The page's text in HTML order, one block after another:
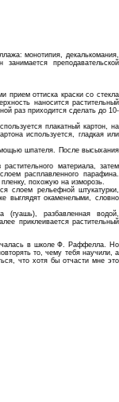
монотипия, декалькомания,
преподавательской
прием оттиска краски со стекла
наносится растительный
раз приходится сделать до 10-
плакатный картон, на
используется, гладкая или
шпателя. После высыхания
материала, затем
расплавленного парафина.
похожую на изморозь.
слоем рельефной штукатурки,
выглядят окаменелыми, словно
разбавленная водой,
приклеивается растительный
в школе Ф. Раффелла. Но
то, чему тебя научили, а
что хотя бы отчасти мне это